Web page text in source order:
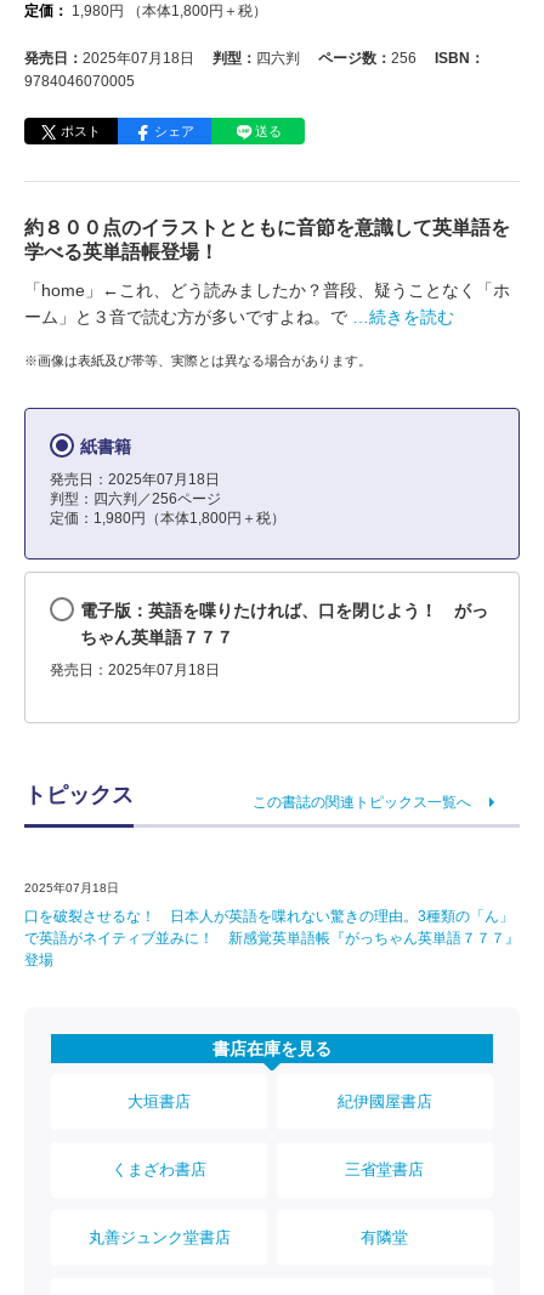
定価： 1,980円 （本体1,800円＋税）
発売日： 2025年07月18日 判型： 四六判 ページ数： 256
ISBN：
9784046070005
ポスト シェア 送る
約８００点のイラストとともに音節を意識して英単語を
学べる英単語帳登場！
「home」←これ、どう読みましたか？普段、疑うことなく「ホ
ーム」と３音で読む方が多いですよね。で
…続きを読む
※画像は表紙及び帯等、実際とは異なる場合があります。
紙書籍
発売日：2025年07月18日
判型：四六判／256ページ
定価：1,980円（本体1,800円＋税）
電子版：英語を喋りたければ、口を閉じよう！ がっ
ちゃん英単語７７７
発売日：2025年07月18日
トピックス この書誌の関連トピックス一覧へ
2025年07月18日
口を破裂させるな！ 日本人が英語を喋れない驚きの理由。3種類の「ん」
で英語がネイティブ並みに！ 新感覚英単語帳『がっちゃん英単語７７７』
登場
書店在庫を見る
大垣書店 紀伊國屋書店
くまざわ書店 三省堂書店
丸善ジュンク堂書店 有隣堂